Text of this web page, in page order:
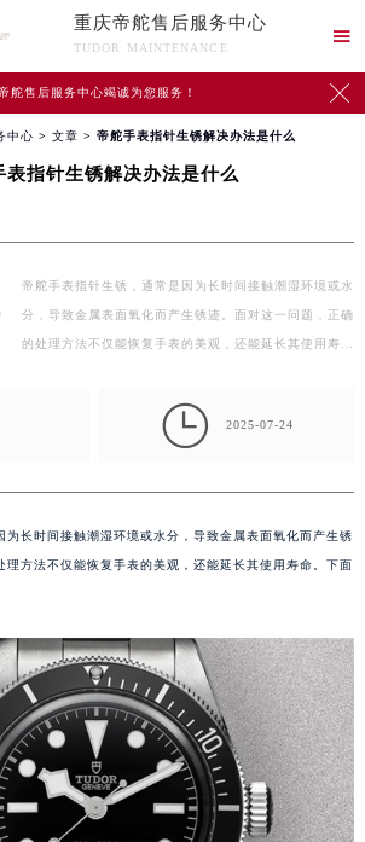
重庆帝舵售后服务中心
TUDOR MAINTENANCE

舵售后服务中心竭诚为您服务！ 
中心 > 文章 > 帝舵手表指针生锈解决办法是什么
表指针生锈解决办法是什么
帝舵手表指针生锈，通常是因为长时间接触潮湿环境或水
分，导致金属表面氧化而产生锈迹。面对这一问题，正确
的处理方法不仅能恢复手表的美观，还能延长其使用寿
 2025-07-24
为长时间接触潮湿环境或水分，导致金属表面氧化而产生锈
理方法不仅能恢复手表的美观，还能延长其使用寿命。下面